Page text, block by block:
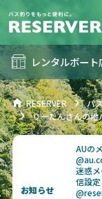
レンタルボート
RESERVER
バ
りーたんさんの地
お知らせ
AUの
迷惑
信設定